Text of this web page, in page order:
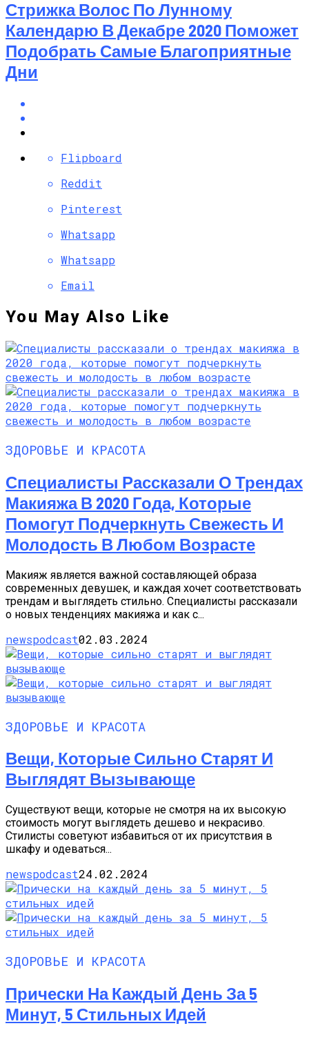
Стрижка Волос По Лунному
Календарю В Декабре 2020 Поможет
Подобрать Самые Благоприятные
Дни
Flipboard
Reddit
Pinterest
Whatsapp
Whatsapp
Email
You May Also Like
ЗДОРОВЬЕ И КРАСОТА
Специалисты Рассказали О Трендах
Макияжа В 2020 Года, Которые
Помогут Подчеркнуть Свежесть И
Молодость В Любом Возрасте
Макияж является важной составляющей образа
современных девушек, и каждая хочет соответствовать
трендам и выглядеть стильно. Специалисты рассказали
о новых тенденциях макияжа и как с...
newspodcast02.03.2024
ЗДОРОВЬЕ И КРАСОТА
Вещи, Которые Сильно Старят И
Выглядят Вызывающе
Существуют вещи, которые не смотря на их высокую
стоимость могут выглядеть дешево и некрасиво.
Стилисты советуют избавиться от их присутствия в
шкафу и одеваться...
newspodcast24.02.2024
ЗДОРОВЬЕ И КРАСОТА
Прически На Каждый День За 5
Минут, 5 Стильных Идей